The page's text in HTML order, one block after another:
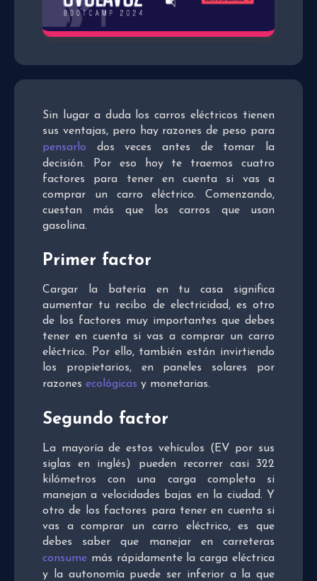
Sin lugar a duda los carros eléctricos tienen
sus ventajas, pero hay razones de peso para
pensarlo dos veces antes de tomar la
decisión. Por eso hoy te traemos cuatro
factores para tener en cuenta si vas a
comprar un carro eléctrico. Comenzando,
cuestan más que los carros que usan
gasolina.
Primer factor
Cargar la batería en tu casa significa
aumentar tu recibo de electricidad, es otro
de los factores muy importantes que debes
tener en cuenta si vas a comprar un carro
eléctrico. Por ello, también están invirtiendo
los propietarios, en paneles solares por
razones ecológicas y monetarias.
Segundo factor
La mayoría de estos vehículos (EV por sus
siglas en inglés) pueden recorrer casi 322
kilómetros con una carga completa si
manejan a velocidades bajas en la ciudad. Y
otro de los factores para tener en cuenta si
vas a comprar un carro eléctrico, es que
debes saber que manejar en carreteras
consume más rápidamente la carga eléctrica
y la autonomía puede ser inferior a la que